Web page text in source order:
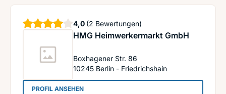
HMG Heimwerkermarkt GmbH
Boxhagener Str. 86
10245 Berlin - Friedrichshain
4,0 Sterne
(2 Bewertungen)
PROFIL ANSEHEN: HMG Heimwerkermarkt GmbH